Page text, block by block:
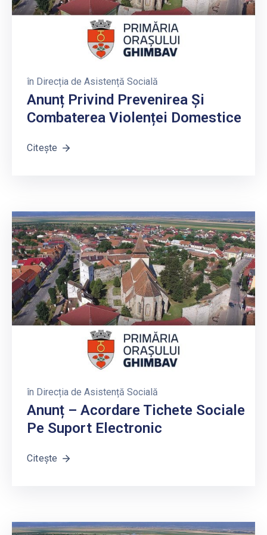
în Direcția de Asistență Socială
Anunț Privind Prevenirea Și
Combaterea Violenței Domestice
Citește
în Direcția de Asistență Socială
Anunț – Acordare Tichete Sociale
Pe Suport Electronic
Citește